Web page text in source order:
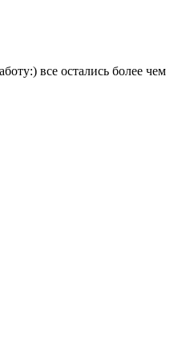
все остались более чем